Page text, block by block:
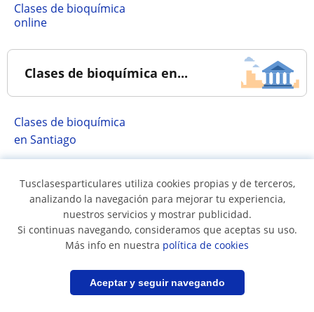
Guardar búsqueda
Clases de bioquímica
online
Clases de bioquímica en...
Clases de bioquímica
en Santiago
Asignaturas de Bioquímica
Clases de bioquímica
Clases impartidas...
Tusclasesparticulares utiliza cookies propias y de terceros,
analizando la navegación para mejorar tu experiencia,
nuestros servicios y mostrar publicidad.
Si continuas navegando, consideramos que aceptas su uso.
Más info en nuestra política de cookies
Aceptar y seguir navegando